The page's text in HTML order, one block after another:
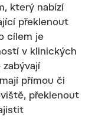
který nabízí
překlenout
cílem je
v klinických
přímou či
překlenout